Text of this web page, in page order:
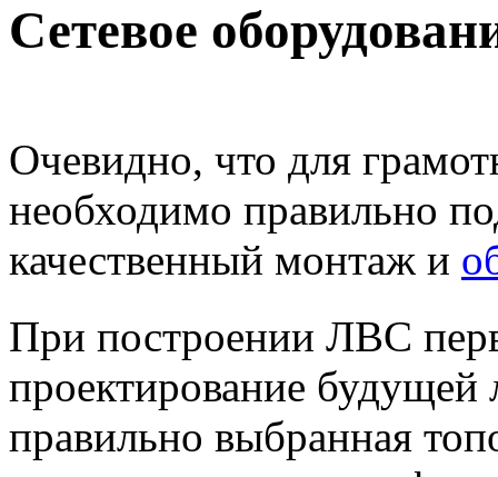
Сетевое
Очевидно, что для
необходимо правильно
качественный монтаж и
При построении ЛВС
проектирование будущей
правильно выбранная